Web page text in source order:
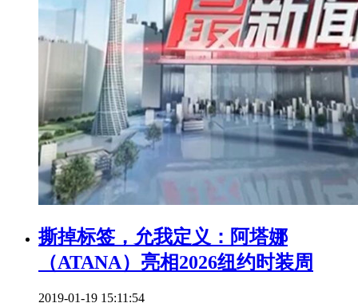
撕掉标签，允我定义：阿塔娜
（ATANA）亮相2026纽约时装周
2019-01-19 15:11:54